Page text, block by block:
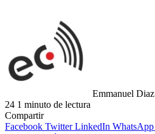
Emmanuel Diaz
24 1 minuto de lectura
Compartir
Facebook Twitter LinkedIn WhatsApp